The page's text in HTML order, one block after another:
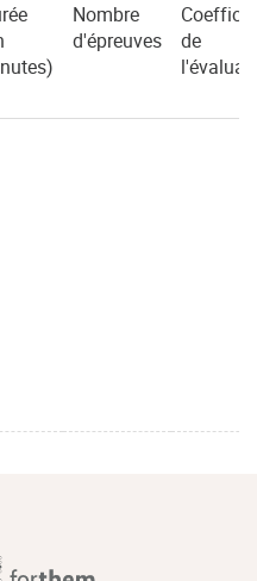
Nombre
d'épreuves
de